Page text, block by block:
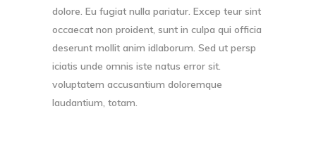
dolore. Eu fugiat nulla pariatur. Excep teur sint
occaecat non proident, sunt in culpa qui officia
deserunt mollit anim idlaborum. Sed ut persp
iciatis unde omnis iste natus error sit.
voluptatem accusantium doloremque
laudantium, totam.